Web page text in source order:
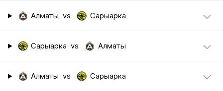
Алматы vs Сарыарка
Сарыарка vs Алматы
Алматы vs Сарыарка